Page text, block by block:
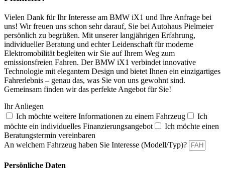
Vielen Dank für Ihr Interesse am BMW iX1 und Ihre Anfrage bei
uns! Wir freuen uns schon sehr darauf, Sie bei Autohaus Pielmeier
persönlich zu begrüßen. Mit unserer langjährigen Erfahrung,
individueller Beratung und echter Leidenschaft für moderne
Elektromobilität begleiten wir Sie auf Ihrem Weg zum
emissionsfreien Fahren. Der BMW iX1 verbindet innovative
Technologie mit elegantem Design und bietet Ihnen ein einzigartiges
Fahrerlebnis – genau das, was Sie von uns gewohnt sind.
Gemeinsam finden wir das perfekte Angebot für Sie!
Ihr Anliegen
Ich möchte weitere Informationen zu einem Fahrzeug
Ich
möchte ein individuelles Finanzierungsangebot
Ich möchte einen
Beratungstermin vereinbaren
An welchem Fahrzeug haben Sie Interesse (Modell/Typ)?
Persönliche Daten